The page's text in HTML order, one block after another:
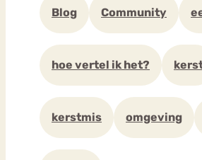
Blog Community
hoe vertel ik het?
kerstmis omgeving